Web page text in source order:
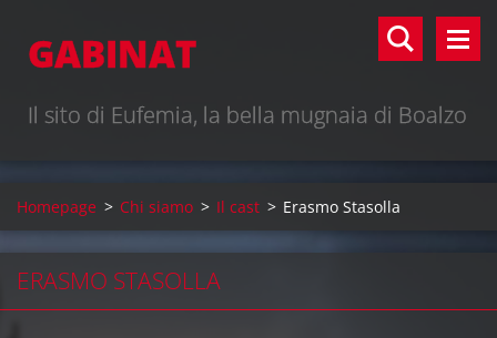
GABINAT
Il sito di Eufemia, la bella mugnaia di Boalzo
Homepage > Chi siamo > Il cast > Erasmo Stasolla
ERASMO STASOLLA